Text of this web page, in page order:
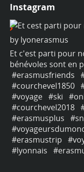
Instagram
by lyonerasmus
Et c'est parti pour
bénévoles sont en
#erasmusfriends
#courchevel1850
#voyage #ski
#courchevel2018
#erasmusplus
#erasmustrip
#lyonnais